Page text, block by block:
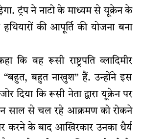
ट्रंप ने नाटो के माध्यम से यूक्रेन के
की आपूर्ति की योजना बना
कि वह रूसी राष्ट्रपति व्लादिमीर
“बहुत, बहुत नाखुश” हैं. उन्होंने इस
दिया कि रूसी नेता द्वारा यूक्रेन पर
साल से चल रहे आक्रमण को रोकने
करने के बाद आखिरकार उनका धैर्य